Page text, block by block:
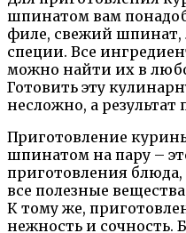
шпинатом вам
филе, свежий шпинат,
специи. Все
можно найти их в
Готовить эту
несложно, а результат
Приготовление
шпинатом на пару –
приготовления блюда,
все полезные
К тому же,
нежность и сочность.